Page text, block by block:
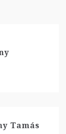
Tamás